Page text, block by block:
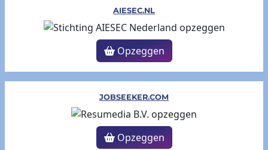
AIESEC.NL
Opzeggen
JOBSEEKER.COM
Opzeggen